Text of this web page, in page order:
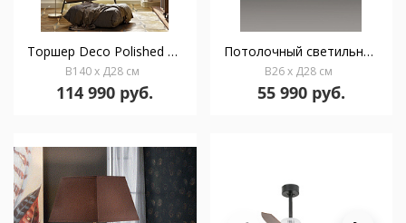
Торшер Deco Polished gold
В140 x Д28 см
114 990 руб.
Потолочный светильник Deco Chrome
В26 x Д28 см
55 990 руб.